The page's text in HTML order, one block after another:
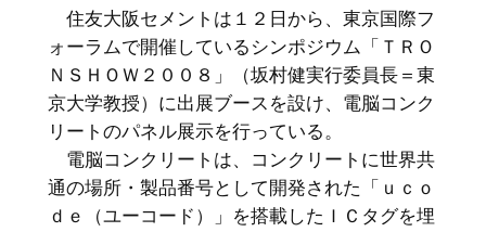
住友大阪セメントは１２日から、東京国際フ
ォーラムで開催しているシンポジウム「ＴＲＯ
ＮＳＨＯＷ２００８」（坂村健実行委員長＝東
京大学教授）に出展ブースを設け、電脳コンク
リートのパネル展示を行っている。
電脳コンクリートは、コンクリートに世界共
通の場所・製品番号として開発された「ｕｃｏ
ｄｅ（ユーコード）」を搭載したＩＣタグを埋